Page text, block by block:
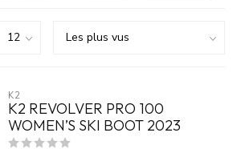
K2
K2 REVOLVER PRO 100
WOMEN’S SKI BOOT 2023